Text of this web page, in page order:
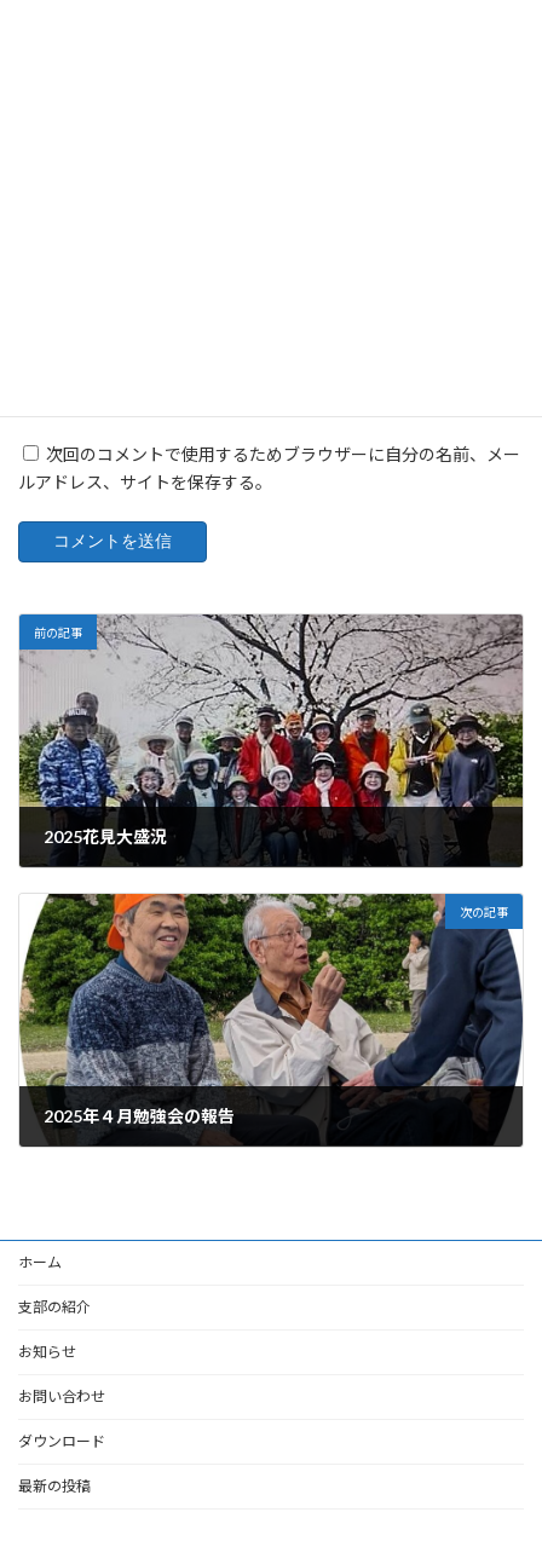
次回のコメントで使用するためブラウザーに自分の名前、メー
ルアドレス、サイトを保存する。
前の記事
2025花見大盛況
次の記事
2025年４月勉強会の報告
ホーム
支部の紹介
お知らせ
お問い合わせ
ダウンロード
最新の投稿